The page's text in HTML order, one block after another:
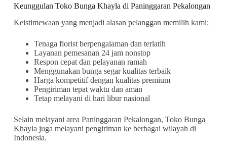
Keunggulan Toko Bunga Khayla di Paninggaran Pekalongan
Keistimewaan yang menjadi alasan pelanggan memilih kami:
Tenaga florist berpengalaman dan terlatih
Layanan pemesanan 24 jam nonstop
Respon cepat dan pelayanan ramah
Menggunakan bunga segar kualitas terbaik
Harga kompetitif dengan kualitas premium
Pengiriman tepat waktu dan aman
Tetap melayani di hari libur nasional
Selain melayani area Paninggaran Pekalongan, Toko Bunga
Khayla juga melayani pengiriman ke berbagai wilayah di
Indonesia.